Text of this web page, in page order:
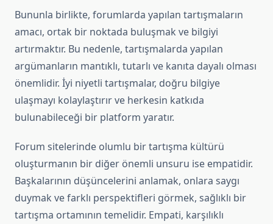
Bununla birlikte, forumlarda yapılan tartışmaların
amacı, ortak bir noktada buluşmak ve bilgiyi
artırmaktır. Bu nedenle, tartışmalarda yapılan
argümanların mantıklı, tutarlı ve kanıta dayalı olması
önemlidir. İyi niyetli tartışmalar, doğru bilgiye
ulaşmayı kolaylaştırır ve herkesin katkıda
bulunabileceği bir platform yaratır.
Forum sitelerinde olumlu bir tartışma kültürü
oluşturmanın bir diğer önemli unsuru ise empatidir.
Başkalarının düşüncelerini anlamak, onlara saygı
duymak ve farklı perspektifleri görmek, sağlıklı bir
tartışma ortamının temelidir. Empati, karşılıklı